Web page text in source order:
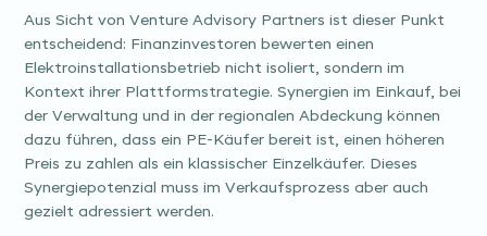
Aus Sicht von Venture Advisory Partners ist dieser Punkt
entscheidend: Finanzinvestoren bewerten einen
Elektroinstallationsbetrieb nicht isoliert, sondern im
Kontext ihrer Plattformstrategie. Synergien im Einkauf, bei
der Verwaltung und in der regionalen Abdeckung können
dazu führen, dass ein PE-Käufer bereit ist, einen höheren
Preis zu zahlen als ein klassischer Einzelkäufer. Dieses
Synergiepotenzial muss im Verkaufsprozess aber auch
gezielt adressiert werden.